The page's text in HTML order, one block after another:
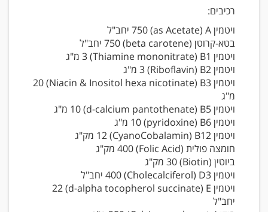
רכיבים:
ויטמין A‏ (as Acetate)‏ 750 יחב"ל
בטא-קרוטן‏ (beta carotene)‏ 750 יחב"ל
ויטמין B1‏ (Thiamine mononitrate)‏ 3 מ"ג
ויטמין B2‏ (Riboflavin)‏ 3 מ"ג
ויטמין B3‏ (Niacin & Inositol hexa nicotinate)‏ 20
מ"ג
ויטמין B5‏ (d-calcium pantothenate)‏ 10 מ"ג
ויטמין B6‏ (pyridoxine)‏ 10 מ"ג
ויטמין B12‏ (CyanoCobalamin)‏ 12 מק"ג
חומצה פולית‏ (Folic Acid)‏ 400 מק"ג
ביוטין‏ (Biotin)‏ 30 מק"ג
ויטמין D3‏ (Cholecalciferol)‏ 400 יחב"ל
ויטמין E‏ (d-alpha tocopherol succinate)‏ 22
יחב"ל